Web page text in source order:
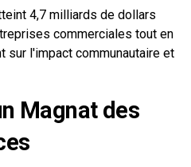
4,7 milliards de dollars
commerciales tout en
sur l'impact communautaire et
Magnat des